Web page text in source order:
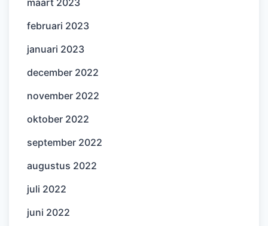
februari 2023
januari 2023
december 2022
november 2022
oktober 2022
september 2022
augustus 2022
juli 2022
juni 2022